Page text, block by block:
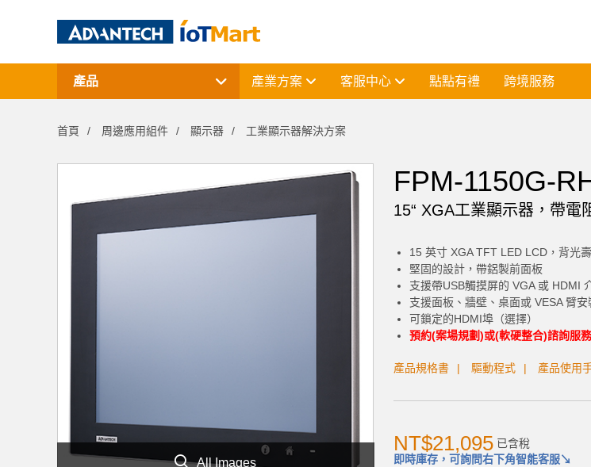
產品 產業方案 客服中心 點點有禮 跨境服務
電腦平台
周邊應用組件
首頁 周邊應用組件 顯示器 工業顯示器解決方案
All Images
FPM-1150G-
15“ XGA工業顯示器，帶電
15 英寸 XGA TFT LED LCD，背光
堅固的設計，帶鋁製前面板
支援帶USB觸摸屏的 VGA 或 HDMI
支援面板、牆壁、桌面或 VESA 臂安
可鎖定的HDMI埠（選擇）
預約(案場規劃)或(軟硬整合)諮詢服務
產品規格書 驅動程式 產品使用
NT$21,095 已含稅
即時庫存，可詢問右下角智能客服↘